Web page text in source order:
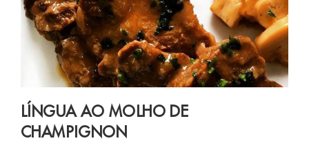
LÍNGUA AO MOLHO DE
CHAMPIGNON